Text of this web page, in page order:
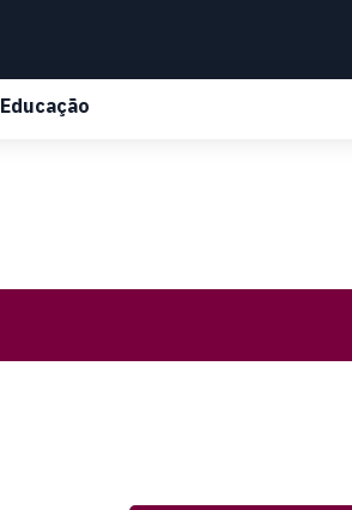
Educação